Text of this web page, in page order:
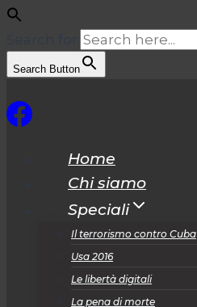
Search Button
al
Home
Chi siamo
Speciali
Il terrorismo contro Cuba
Usa 2016
Le libertà digitali
La pena di morte